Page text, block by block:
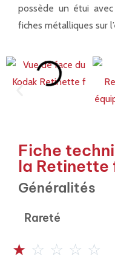
possède un étui
fiches métalliques sur
Fiche
la Retinette
Généralités
Rareté
☆ ☆ ☆ ☆ ☆